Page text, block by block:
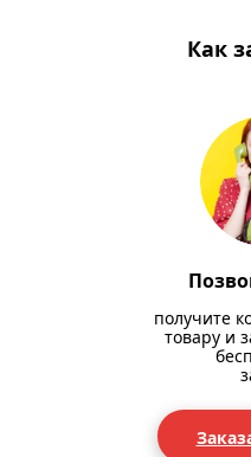
Как
получите
товару и